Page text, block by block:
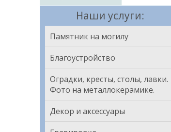
Наши услуги:
Памятник на могилу
Благоустройство
Оградки, кресты, столы, лавки.
Фото на металлокерамике.
Декор и аксессуары